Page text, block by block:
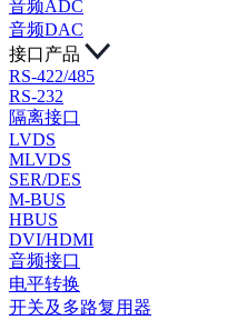
音频ADC
音频DAC
接口产品
RS-422/485
RS-232
隔离接口
LVDS
MLVDS
SER/DES
M-BUS
HBUS
DVI/HDMI
音频接口
电平转换
开关及多路复用器